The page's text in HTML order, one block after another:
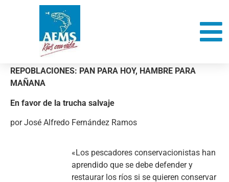
REPOBLACIONES: PAN PARA HOY, HAMBRE PARA
MAÑANA
En favor de la trucha salvaje
por José Alfredo Fernández Ramos
«Los pescadores conservacionistas han
aprendido que se debe defender y
restaurar los ríos si se quieren conservar